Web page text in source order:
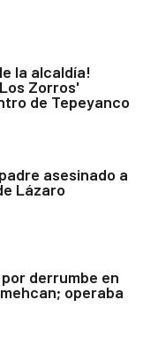
la alcaldía!
Zorros'
de Tepeyanco
asesinado a
Lázaro
derrumbe en
operaba